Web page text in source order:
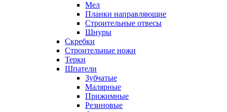
Мел
Планки направляющие
Строительные отвесы
Шнуры
Скребки
Строительные ножи
Терки
Шпатели
Зубчатые
Малярные
Прижимные
Резиновые